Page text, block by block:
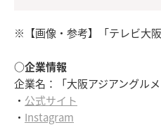
※【画像・参考】「テレビ大阪
○企業情報
企業名：「大阪アジアングルメ
・ 公式サイト
・ Instagram